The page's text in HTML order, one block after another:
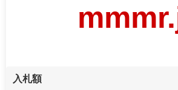
入札額